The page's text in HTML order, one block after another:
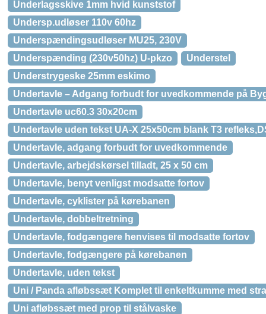
Underlagsskive 1mm hvid kunststof
Undersp.udløser 110v 60hz
Underspændingsudløser MU25, 230V
Underspænding (230v50hz) U-pkzo
Understel
Understrygeske 25mm eskimo
Undertavle – Adgang forbudt for uvedkommende på
Undertavle uc60.3 30x20cm
Undertavle uden tekst UA-X 25x50cm blank T3
Undertavle, adgang forbudt for uvedkommende
Undertavle, arbejdskørsel tilladt, 25 x 50 cm
Undertavle, benyt venligst modsatte fortov
Undertavle, cyklister på kørebanen
Undertavle, dobbeltretning
Undertavle, fodgængere henvises til modsatte fortov
Undertavle, fodgængere på kørebanen
Undertavle, uden tekst
Uni / Panda afløbssæt Komplet til enkeltkumme med
Uni afløbssæt med prop til stålvaske